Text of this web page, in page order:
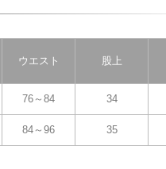
ウエスト 股上
76～84 34
84～96 35